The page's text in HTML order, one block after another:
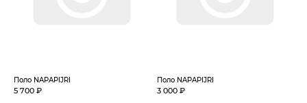
Поло NAPAPIJRI
5 700 ₽
Поло NAPAPIJRI
3 000 ₽